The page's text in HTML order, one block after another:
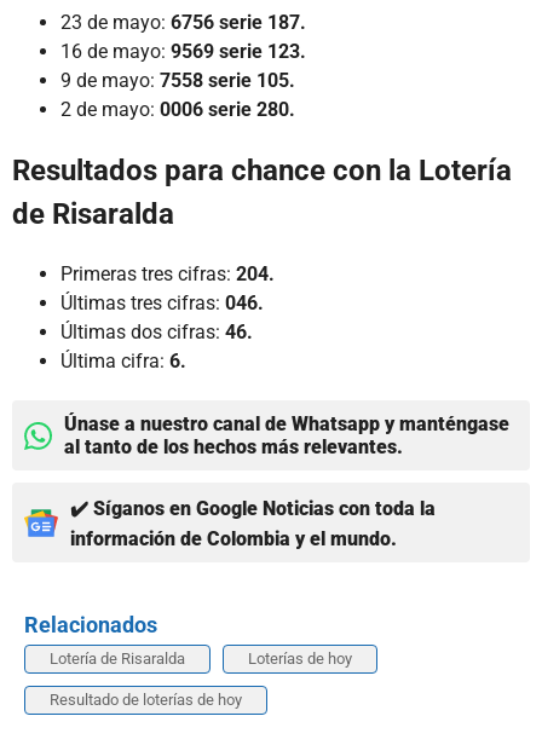
23 de mayo: 6756 serie 187.
16 de mayo: 9569 serie 123.
9 de mayo: 7558 serie 105.
2 de mayo: 0006 serie 280.
Resultados para chance con la Lotería
de Risaralda
Primeras tres cifras: 204.
Últimas tres cifras: 046.
Últimas dos cifras: 46.
Última cifra: 6.
Únase a nuestro canal de Whatsapp y manténgase
al tanto de los hechos más relevantes.
✔️ Síganos en Google Noticias con toda la
información de Colombia y el mundo.
Relacionados
Lotería de Risaralda Loterías de hoy
Resultado de loterías de hoy